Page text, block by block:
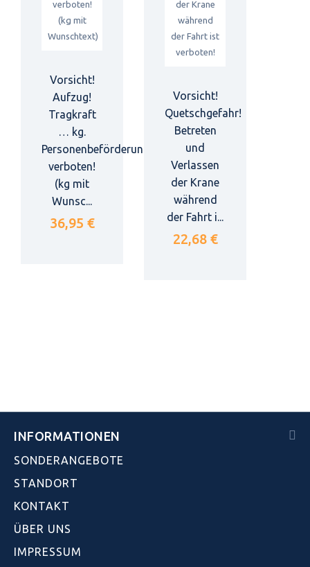
Vorsicht!
Aufzug!
Tragkraft
… kg.
Personenbeförderung
verboten!
(kg mit
Wunsc...
36,95 €
Vorsicht!
Quetschgefahr!
Betreten
und
Verlassen
der Krane
während
der Fahrt i...
22,68 €
INFORMATIONEN
SONDERANGEBOTE
STANDORT
KONTAKT
ÜBER UNS
IMPRESSUM